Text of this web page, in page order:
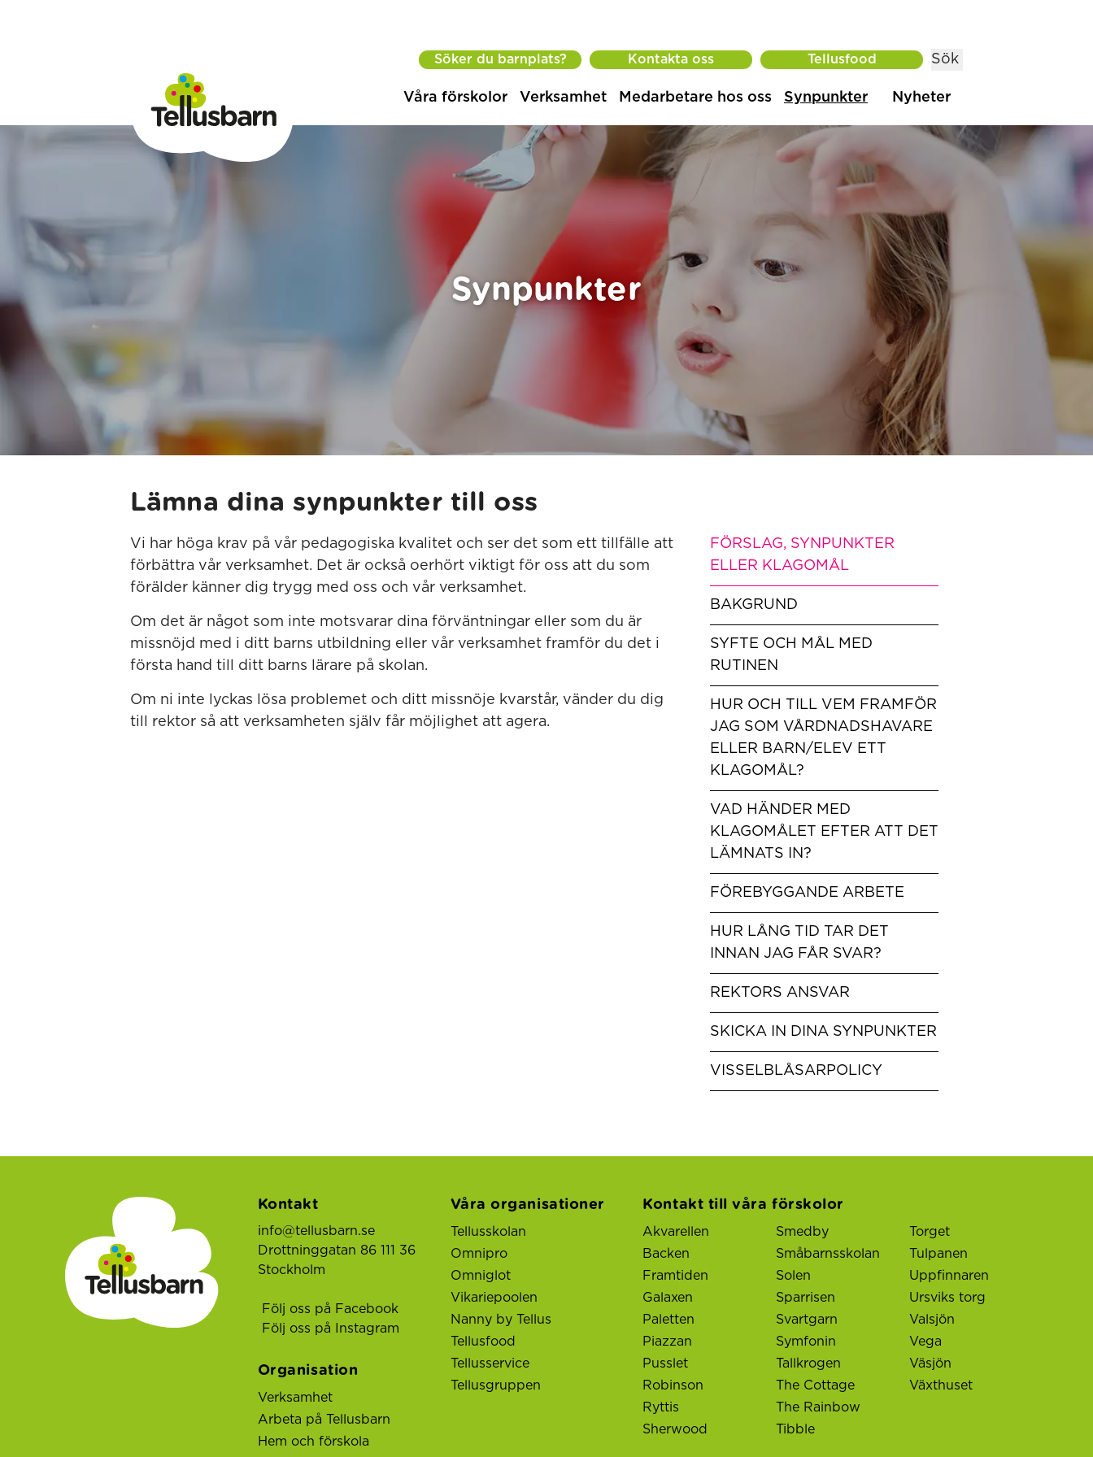
Söker du barnplats? Kontakta oss Tellusfood Sök
Våra förskolor Verksamhet Medarbetare hos oss Synpunkter Nyheter
Synpunkter
Lämna dina synpunkter till oss
Vi har höga krav på vår pedagogiska kvalitet och ser det som ett tillfälle att
förbättra vår verksamhet. Det är också oerhört viktigt för oss att du som
förälder känner dig trygg med oss och vår verksamhet.
Om det är något som inte motsvarar dina förväntningar eller som du är
missnöjd med i ditt barns utbildning eller vår verksamhet framför du det i
första hand till ditt barns lärare på skolan.
Om ni inte lyckas lösa problemet och ditt missnöje kvarstår, vänder du dig
till rektor så att verksamheten själv får möjlighet att agera.
FÖRSLAG, SYNPUNKTER
ELLER KLAGOMÅL
BAKGRUND
SYFTE OCH MÅL MED
RUTINEN
HUR OCH TILL VEM FRAMFÖR
JAG SOM VÅRDNADSHAVARE
ELLER BARN/ELEV ETT
KLAGOMÅL?
VAD HÄNDER MED
KLAGOMÅLET EFTER ATT DET
LÄMNATS IN?
FÖREBYGGANDE ARBETE
HUR LÅNG TID TAR DET
INNAN JAG FÅR SVAR?
REKTORS ANSVAR
SKICKA IN DINA SYNPUNKTER
VISSELBLÅSARPOLICY
Kontakt
info@tellusbarn.se
Drottninggatan 86 111 36
Stockholm
Följ oss på Facebook
Följ oss på Instagram
Organisation
Verksamhet
Arbeta på Tellusbarn
Hem och förskola
Våra organisationer
Tellusskolan
Omnipro
Omniglot
Vikariepoolen
Nanny by Tellus
Tellusfood
Tellusservice
Tellusgruppen
Kontakt till våra förskolor
Akvarellen
Backen
Framtiden
Galaxen
Paletten
Piazzan
Pusslet
Robinson
Ryttis
Sherwood
Smedby
Småbarnsskolan
Solen
Sparrisen
Svartgarn
Symfonin
Tallkrogen
The Cottage
The Rainbow
Tibble
Torget
Tulpanen
Uppfinnaren
Ursviks torg
Valsjön
Vega
Väsjön
Växthuset